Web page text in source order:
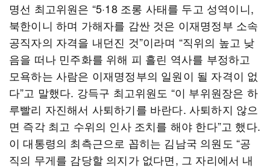
명선 최고위원은 “5·18 조롱 사태를 두고 성역이니,
북한이니 하며 가해자를 감싼 것은 이재명정부 소속
공직자의 자격을 내던진 것”이라며 “직위의 높고 낮
음을 떠나 민주화를 위해 피 흘린 역사를 부정하고
모욕하는 사람은 이재명정부의 일원이 될 자격이 없
다”고 말했다. 강득구 최고위원도 “이 부위원장은 하
루빨리 자진해서 사퇴하기를 바란다. 사퇴하지 않으
면 즉각 최고 수위의 인사 조치를 해야 한다”고 했다.
이 대통령의 최측근으로 꼽히는 김남국 의원도 “공
직의 무게를 감당할 의지가 없다면, 그 자리에서 내